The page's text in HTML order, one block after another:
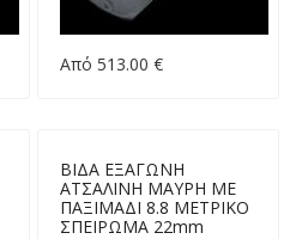
Από 513.00 €
ΒΙΔΑ ΕΞΑΓΩΝΗ
ΑΤΣΑΛΙΝΗ ΜΑΥΡΗ ΜΕ
ΠΑΞΙΜΑΔΙ 8.8 ΜΕΤΡΙΚΟ
ΣΠΕΙΡΩΜΑ 22mm